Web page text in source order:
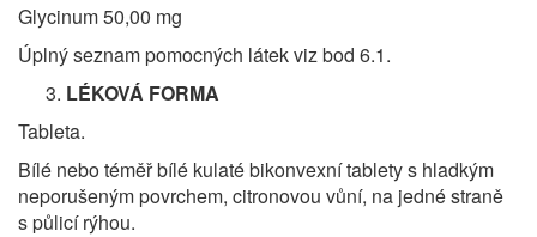
Glycinum 50,00 mg
Úplný seznam pomocných látek viz bod 6.1.
LÉKOVÁ FORMA
Tableta.
Bílé nebo téměř bílé kulaté bikonvexní tablety s hladkým
neporušeným povrchem, citronovou vůní, na jedné straně
s půlicí rýhou.